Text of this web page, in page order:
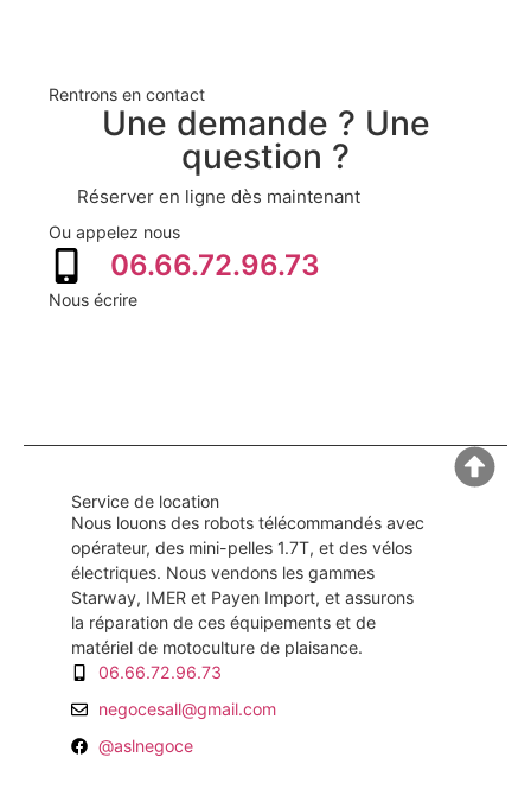
Rentrons en contact
Une demande ? Une
question ?
Réserver en ligne dès maintenant
Ou appelez nous
06.66.72.96.73
Nous écrire
Service de location
Nous louons des robots télécommandés avec
opérateur, des mini-pelles 1.7T, et des vélos
électriques. Nous vendons les gammes
Starway, IMER et Payen Import, et assurons
la réparation de ces équipements et de
matériel de motoculture de plaisance.
06.66.72.96.73
negocesall@gmail.com
@aslnegoce